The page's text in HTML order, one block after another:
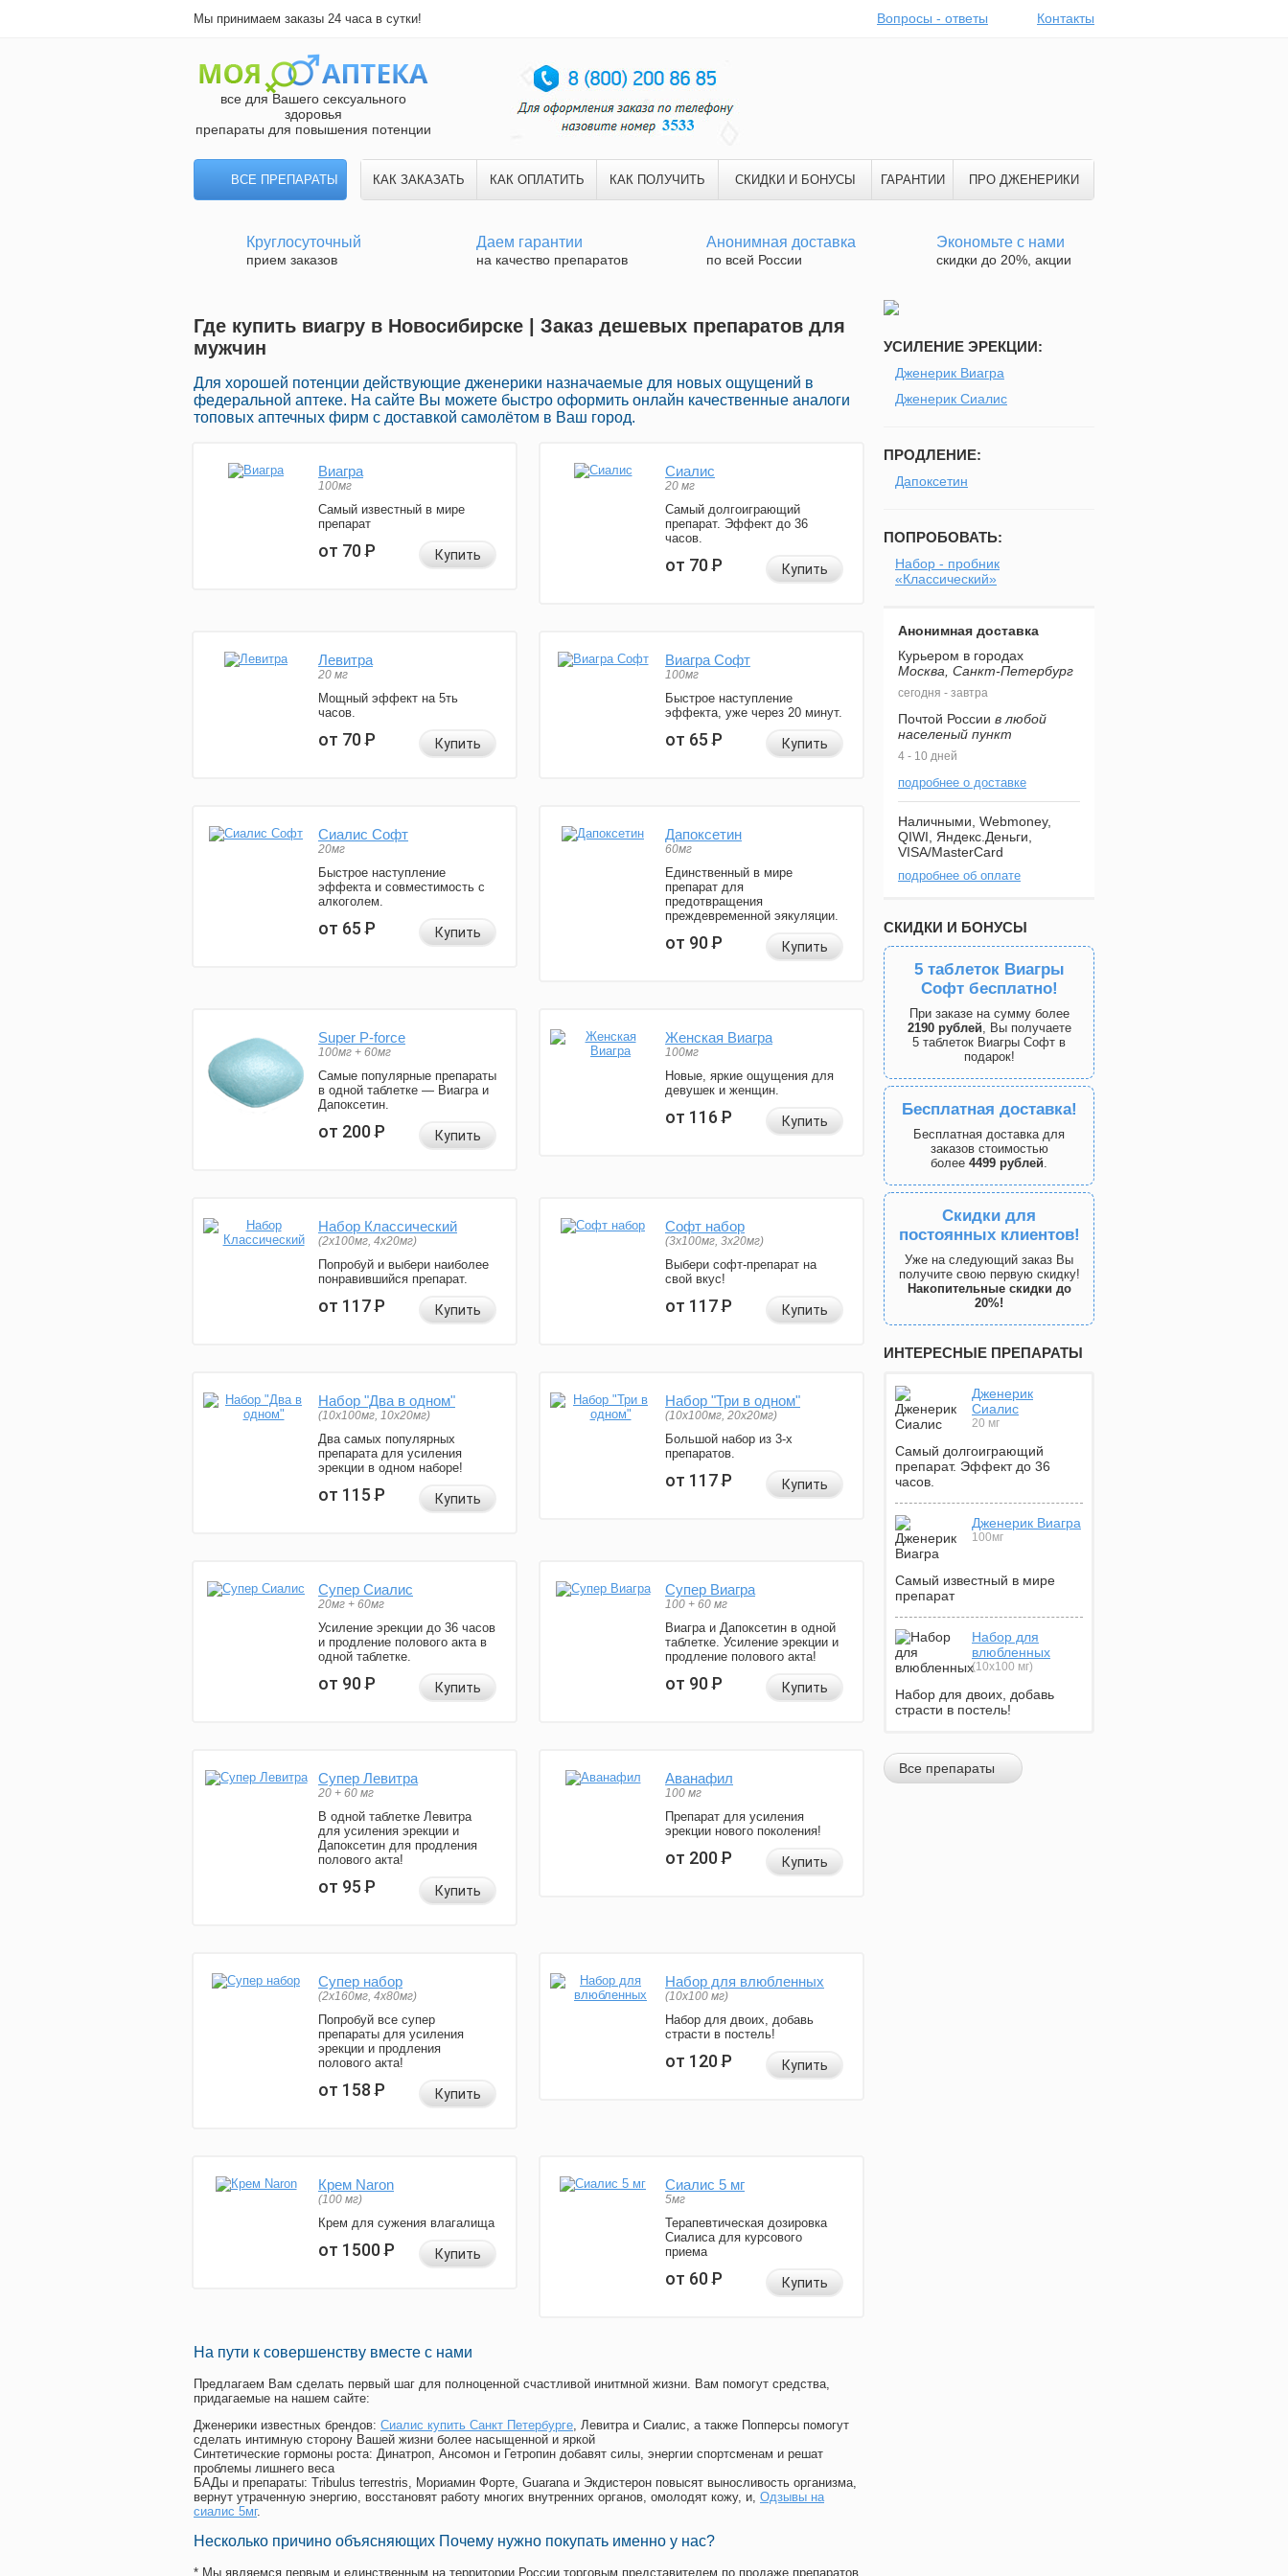
Мы принимаем заказы 24 часа в сутки! Вопросы - ответы Контакты
все для Вашего сексуального
здоровья
препараты для повышения потенции
ВСЕ ПРЕПАРАТЫ КАК ЗАКАЗАТЬ КАК ОПЛАТИТЬ КАК ПОЛУЧИТЬ СКИДКИ И БОНУСЫ ГАРАНТИИ ПРО ДЖЕНЕРИКИ
Круглосуточный
прием заказов
Даем гарантии
на качество препаратов
Анонимная доставка
по всей России
Экономьте с нами
скидки до 20%, акции
Где купить виагру в Новосибирске | Заказ дешевых препаратов для
мужчин
Для хорошей потенции действующие дженерики назначаемые для новых ощущений в
федеральной аптеке. На сайте Вы можете быстро оформить онлайн качественные аналоги
топовых аптечных фирм с доставкой самолётом в Ваш город.
Виагра
100мг
Самый известный в мире
препарат
от 70Р Купить
Сиалис
20 мг
Самый долгоиграющий
препарат. Эффект до 36
часов.
от 70Р Купить
Левитра
20 мг
Мощный эффект на 5ть
часов.
от 70Р Купить
Виагра Софт
100мг
Быстрое наступление
эффекта, уже через 20 минут.
от 65Р Купить
Сиалис Софт
20мг
Быстрое наступление
эффекта и совместимость с
алкоголем.
от 65Р Купить
Дапоксетин
60мг
Единственный в мире
препарат для
предотвращения
преждевременной эякуляции.
от 90Р Купить
Super P-force
100мг + 60мг
Самые популярные препараты
в одной таблетке — Виагра и
Дапоксетин.
от 200Р Купить
Женская Виагра
100мг
Новые, яркие ощущения для
девушек и женщин.
от 116Р Купить
Набор Классический
(2x100мг, 4x20мг)
Попробуй и выбери наиболее
понравившийся препарат.
от 117Р Купить
Софт набор
(3x100мг, 3x20мг)
Выбери софт-препарат на
свой вкус!
от 117Р Купить
Набор "Два в одном"
(10x100мг, 10x20мг)
Два самых популярных
препарата для усиления
эрекции в одном наборе!
от 115Р Купить
Набор "Три в одном"
(10x100мг, 20x20мг)
Большой набор из 3-х
препаратов.
от 117Р Купить
Супер Сиалис
20мг + 60мг
Усиление эрекции до 36 часов
и продление полового акта в
одной таблетке.
от 90Р Купить
Супер Виагра
100 + 60 мг
Виагра и Дапоксетин в одной
таблетке. Усиление эрекции и
продление полового акта!
от 90Р Купить
Супер Левитра
20 + 60 мг
В одной таблетке Левитра
для усиления эрекции и
Дапоксетин для продления
полового акта!
от 95Р Купить
Аванафил
100 мг
Препарат для усиления
эрекции нового поколения!
от 200Р Купить
Супер набор
(2х160мг, 4х80мг)
Попробуй все супер
препараты для усиления
эрекции и продления
полового акта!
от 158Р Купить
Набор для влюбленных
(10х100 мг)
Набор для двоих, добавь
страсти в постель!
от 120Р Купить
Крем Naron
(100 мг)
Крем для сужения влагалища
от 1500Р Купить
Сиалис 5 мг
5мг
Терапевтическая дозировка
Сиалиса для курсового
приема
от 60Р Купить
На пути к совершенству вместе с нами
Предлагаем Вам сделать первый шаг для полноценной счастливой инитмной жизни. Вам помогут средства,
придагаемые на нашем сайте:
Дженерики известных брендов: Сиалис купить Санкт Петербурге, Левитра и Сиалис, а также Попперсы помогут
сделать интимную сторону Вашей жизни более насыщенной и яркой
Синтетические гормоны роста: Динатроп, Ансомон и Гетропин добавят силы, энергии спортсменам и решат
проблемы лишнего веса
БАДы и препараты: Tribulus terrestris, Мориамин Форте, Guarana и Экдистерон повысят выносливость организма,
вернут утраченную энергию, восстановят работу многих внутренних органов, омолодят кожу, и, Одзывы на
сиалис 5мг.
Несколько причино объясняющих Почему нужно покупать именно у нас?
* Мы являемся первым и единственным на территории России торговым представителем по продаже препаратов
УСИЛЕНИЕ ЭРЕКЦИИ:
Дженерик Виагра
Дженерик Сиалис
ПРОДЛЕНИЕ:
Дапоксетин
ПОПРОБОВАТЬ:
Набор - пробник
«Классический»
Анонимная доставка
Курьером в городах
Москва, Санкт-Петербург
сегодня - завтра
Почтой России в любой
населеный пункт
4 - 10 дней
подробнее о доставке
Наличными, Webmoney,
QIWI, Яндекс.Деньги,
VISA/MasterCard
подробнее об оплате
СКИДКИ И БОНУСЫ
5 таблеток Виагры
Софт бесплатно!
При заказе на сумму более
2190 рублей, Вы получаете
5 таблеток Виагры Софт в
подарок!
Бесплатная доставка!
Бесплатная доставка для
заказов стоимостью
более 4499 рублей.
Скидки для
постоянных клиентов!
Уже на следующий заказ Вы
получите свою первую скидку!
Накопительные скидки до
20%!
ИНТЕРЕСНЫЕ ПРЕПАРАТЫ
Дженерик
Сиалис
20 мг
Самый долгоиграющий
препарат. Эффект до 36
часов.
Дженерик Виагра
100мг
Самый известный в мире
препарат
Набор для
влюбленных
(10х100 мг)
Набор для двоих, добавь
страсти в постель!
Все препараты